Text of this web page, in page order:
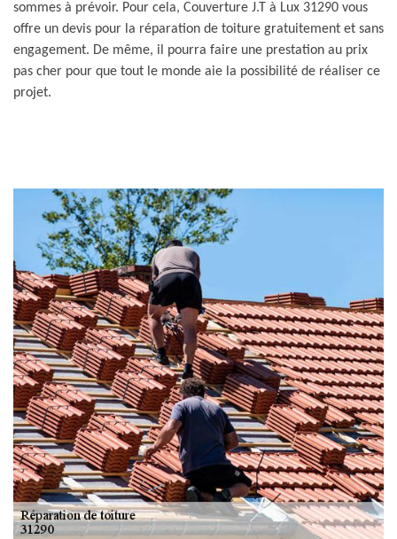
sommes à prévoir. Pour cela, Couverture J.T à Lux 31290 vous
offre un devis pour la réparation de toiture gratuitement et sans
engagement. De même, il pourra faire une prestation au prix
pas cher pour que tout le monde aie la possibilité de réaliser ce
projet.